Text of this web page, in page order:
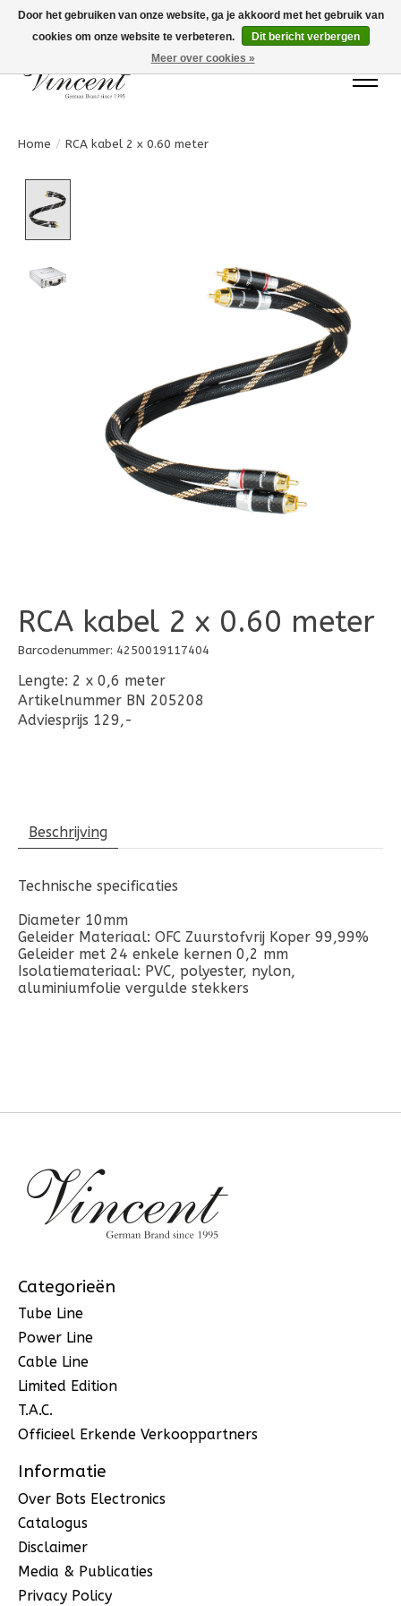
Bots Electronics T.+31 (0)40 20 71777
Home / RCA kabel 2 x 0.60 meter
RCA kabel 2 x 0.60 meter
Barcodenummer: 4250019117404
Lengte: 2 x 0,6 meter
Artikelnummer BN 205208
Adviesprijs 129,-
Beschrijving
Technische specificaties
Diameter 10mm
Geleider Materiaal: OFC Zuurstofvrij Koper 99,99%
Geleider met 24 enkele kernen 0,2 mm
Isolatiemateriaal: PVC, polyester, nylon,
aluminiumfolie vergulde stekkers
Categorieën
Tube Line
Power Line
Cable Line
Limited Edition
T.A.C.
Officieel Erkende Verkooppartners
Informatie
Over Bots Electronics
Catalogus
Disclaimer
Media & Publicaties
Privacy Policy
Door het gebruiken van onze website, ga je akkoord met het gebruik van
cookies om onze website te verbeteren.
Dit bericht verbergen
Meer over cookies »